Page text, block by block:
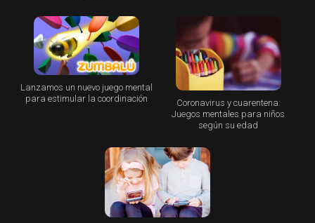
Lanzamos un nuevo juego mental
para estimular la coordinación
Coronavirus y cuarentena:
Juegos mentales para niños
según su edad